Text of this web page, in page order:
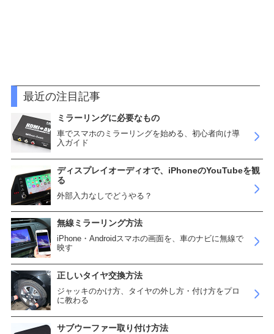
最近の注目記事
ミラーリングに必要なもの
車でスマホのミラーリングを始める、初心者向け導
入ガイド
ディスプレイオーディオで、iPhoneのYouTubeを観
る
外部入力なしでどうやる？
無線ミラーリング方法
iPhone・Androidスマホの画面を、車のナビに無線で
映す
正しいタイヤ交換方法
ジャッキのかけ方、タイヤの外し方・付け方をプロ
に教わる
サブウーファー取り付け方法